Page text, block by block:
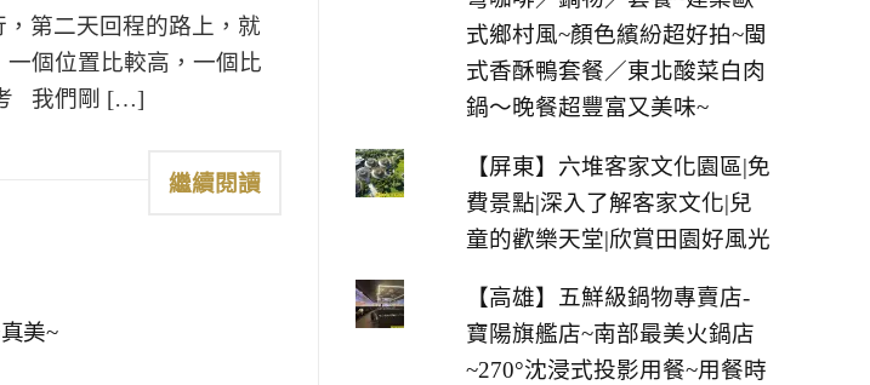
第二天回程的路上，就
個位置比較高，一個比
考 我們剛 […]
繼續閱讀
美~
式鄉村風~顏色繽紛超好拍~閩
式香酥鴨套餐／東北酸菜白肉
鍋～晚餐超豐富又美味~
【屏東】六堆客家文化園區|免
費景點|深入了解客家文化|兒
童的歡樂天堂|欣賞田園好風光
【高雄】五鮮級鍋物專賣店-
寶陽旗艦店~南部最美火鍋店
~270°沈浸式投影用餐~用餐時